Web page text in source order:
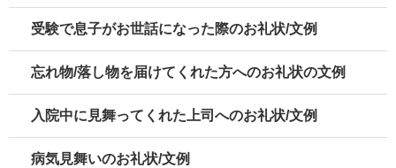
受験で息子がお世話になった際のお礼状/文例
忘れ物/落し物を届けてくれた方へのお礼状の文例
入院中に見舞ってくれた上司へのお礼状/文例
病気見舞いのお礼状/文例